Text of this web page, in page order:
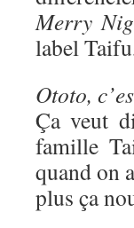
Merry
label
Ototo,
Ça veut
famille
quand on
plus ça